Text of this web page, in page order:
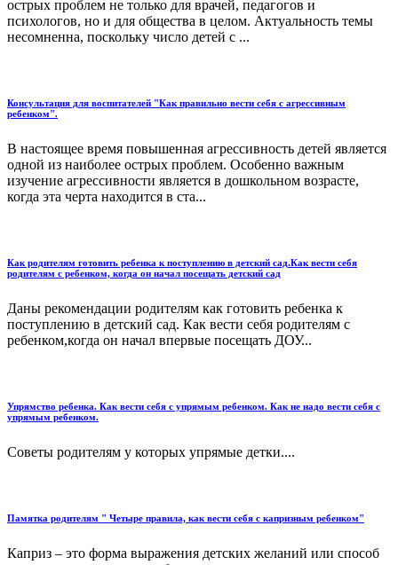
острых проблем не только для врачей, педагогов и
психологов, но и для общества в целом. Актуальность темы
несомненна, поскольку число детей с ...
Консультация для воспитателей "Как правильно вести себя с агрессивным
ребенком".
В настоящее время повышенная агрессивность детей является
одной из наиболее острых проблем. Особенно важным
изучение агрессивности является в дошкольном возрасте,
когда эта черта находится в ста...
Как родителям готовить ребенка к поступлению в детский сад.Как вести себя
родителям с ребенком, когда он начал посещать детский сад
Даны рекомендации родителям как готовить ребенка к
поступлению в детский сад. Как вести себя родителям с
ребенком,когда он начал впервые посещать ДОУ...
Упрямство ребенка. Как вести себя с упрямым ребенком. Как не надо вести себя с
упрямым ребенком.
Советы родителям у которых упрямые детки....
Памятка родителям " Четыре правила, как вести себя с капризным ребенком"
Каприз – это форма выражения детских желаний или способ